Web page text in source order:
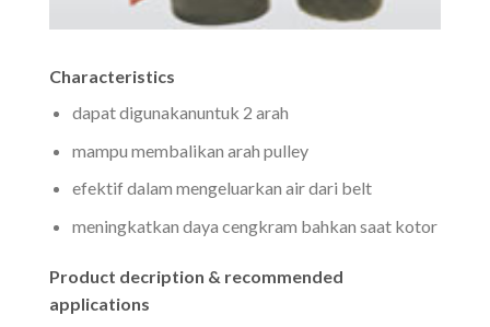
Characteristics
dapat digunakanuntuk 2 arah
mampu membalikan arah pulley
efektif dalam mengeluarkan air dari belt
meningkatkan daya cengkram bahkan saat kotor
Product decription & recommended
applications